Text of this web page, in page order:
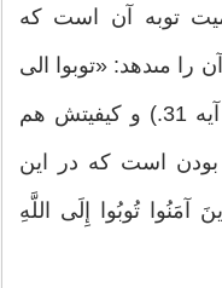
توبه آن است که
را مى‏دهد: «توبوا الى
الله جمیعاً ایها المؤمنون» (همان، آیه 31.) و کیفیتش هم
بودن است که در این
آمَنُوا تُوبُوا إِلَى اللَّهِ